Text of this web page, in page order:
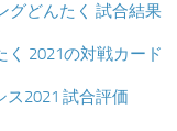
グどんたく 試合結果
く 2021の対戦カード
ス2021 試合評価